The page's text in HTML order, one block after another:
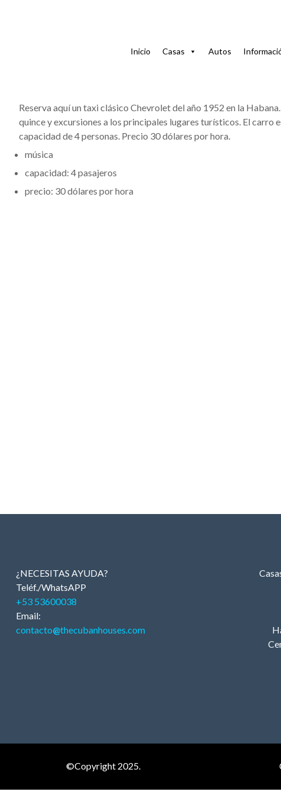
Inicio Casas Autos
Reserva aquí un taxi clásico Chevrolet del año 1952 en la
quince y excursiones a los principales lugares turísticos. El
capacidad de 4 personas. Precio 30 dólares por hora.
música
capacidad: 4 pasajeros
precio: 30 dólares por hora
¿NECESITAS AYUDA?
Teléf./WhatsAPP
+53 53600038
Email:
contacto@thecubanhouses.com
©Copyright 2025.